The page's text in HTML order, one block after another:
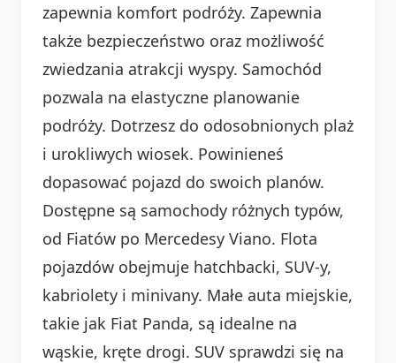
zapewnia komfort podróży. Zapewnia
także bezpieczeństwo oraz możliwość
zwiedzania atrakcji wyspy. Samochód
pozwala na elastyczne planowanie
podróży. Dotrzesz do odosobnionych plaż
i urokliwych wiosek. Powinieneś
dopasować pojazd do swoich planów.
Dostępne są samochody różnych typów,
od Fiatów po Mercedesy Viano. Flota
pojazdów obejmuje hatchbacki, SUV-y,
kabriolety i minivany. Małe auta miejskie,
takie jak Fiat Panda, są idealne na
wąskie, kręte drogi. SUV sprawdzi się na